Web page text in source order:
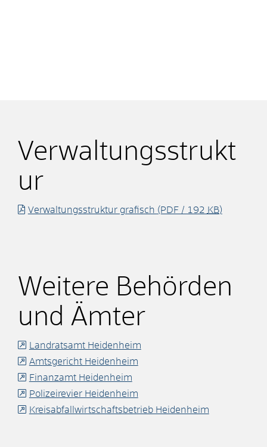
Verwaltungsstrukt
ur
Verwaltungsstruktur grafisch (PDF / 192 KB)
Weitere Behörden
und Ämter
Landratsamt Heidenheim
Amtsgericht Heidenheim
Finanzamt Heidenheim
Polizeirevier Heidenheim
Kreisabfallwirtschaftsbetrieb Heidenheim